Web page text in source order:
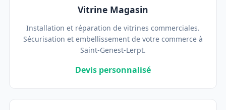
Vitrine Magasin
Installation et réparation de vitrines commerciales.
Sécurisation et embellissement de votre commerce à
Saint-Genest-Lerpt.
Devis personnalisé